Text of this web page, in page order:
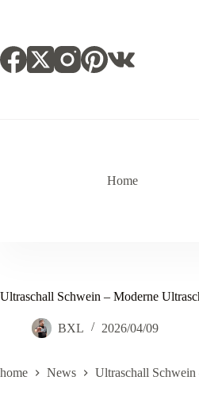
容
Home
Ultraschall Schwein – Moderne
BXL 2026/04/09
home News Ultraschall